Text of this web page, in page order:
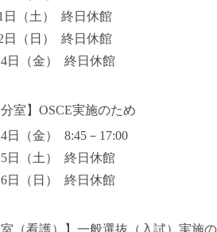
（土） 終日休館
（日） 終日休館
（金） 終日休館
分室】OSCE実施のため
（金） 8:45－17:00
（土） 終日休館
（日） 終日休館
室（看護）】一般選抜（入試）実施